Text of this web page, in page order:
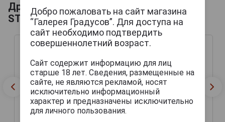
Другие продукты бренда VAN
STEENBERGE
Добро пожаловать на сайт магазина
“Галерея Градусов”. Для доступа на
сайт необходимо подтвердить
совершеннолетний возраст.
Сайт содержит информацию для лиц
старше 18 лет. Сведения, размещенные на
сайте, не являются рекламой, носят
исключительно информационный
характер и предназначены исключительно
для личного пользования.